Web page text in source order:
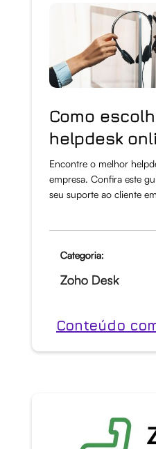
Como
helpdesk
Encontre o melhor
empresa. Confira este
seu suporte ao cliente
Categoria:
Zoho Desk
Conteúdo